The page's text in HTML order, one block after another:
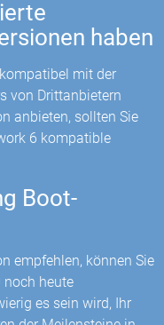
haben
mit der
von Drittanbietern
anbieten, sollten Sie
6 kompatible
Boot-
empfehlen, können Sie
noch heute
es sein wird, Ihr